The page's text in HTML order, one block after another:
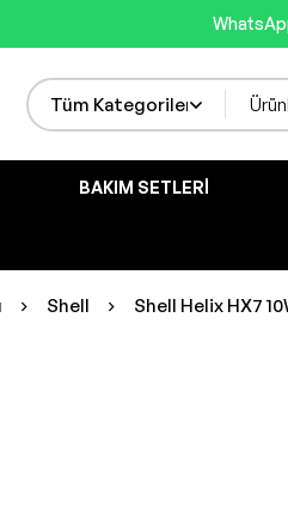
BAKIM SETLERI
Shell Shell Helix HX7